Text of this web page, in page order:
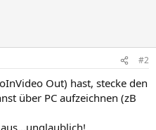
#2
Out) hast, stecke den
über PC aufzeichnen (zB